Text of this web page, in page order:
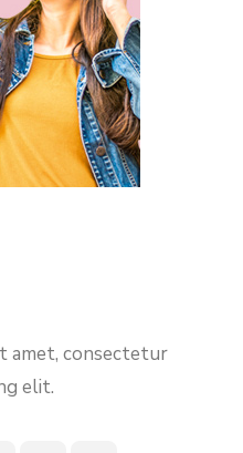
amet, consectetur
elit.